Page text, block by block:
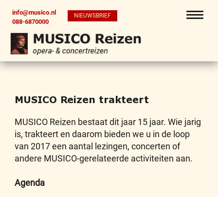
info@musico.nl
088-6870000
NIEUWSBRIEF
MUSICO Reizen trakteert
MUSICO Reizen bestaat dit jaar 15 jaar. Wie jarig
is, trakteert en daarom bieden we u in de loop
van 2017 een aantal lezingen, concerten of
andere MUSICO-gerelateerde activiteiten aan.
Agenda